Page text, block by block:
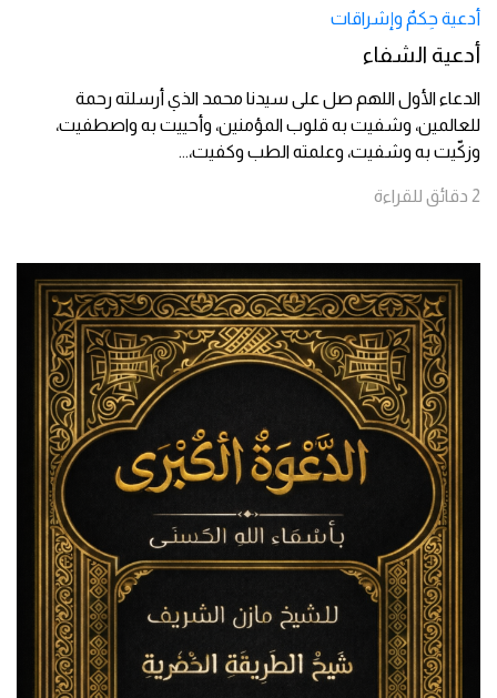
أدعية حِكمٌ وإشراقات
أدعية الشفاء
الدعاء الأول اللهم صل على سيدنا محمد الذي أرسلته رحمة
للعالمين، وشفيت به قلوب المؤمنين، وأحييت به واصطفيت،
وزكّيت به وشفيت، وعلمته الطب وكفيت،...
2 دقائق للقراءة